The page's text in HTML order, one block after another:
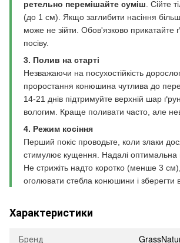
ретельно перемішайте суміш . Сійте
(до 1 см). Якщо заглибити насіння
може не зійти. Обов'язково прикатайте
посіву.
3. Полив на старті
Незважаючи на посухостійкість
проростання конюшина чутлива до
14-21 днів підтримуйте верхній шар
вологим. Краще поливати часто, але
4. Режим косіння
Перший покіс проводьте, коли злаки
стимулює кущення. Надалі оптимальна
Не стрижіть надто коротко (менше 3
оголювати стебла конюшини і зберегти
Характеристики
Бренд